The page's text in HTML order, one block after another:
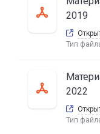
2019
Тип
2022
Тип